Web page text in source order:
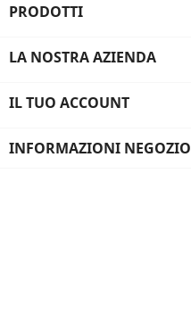
PRODOTTI
LA NOSTRA AZIENDA
IL TUO ACCOUNT
INFORMAZIONI NEGOZIO